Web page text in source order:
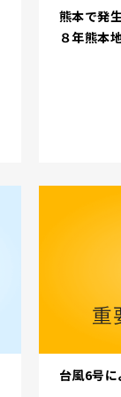
熊本で発
８年熊本
台風6号